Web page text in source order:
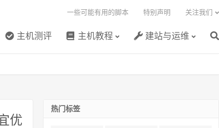
主机测评 主机教程 建站与运维
一些可能有用的脚本 特别声明 关注我们
优
热门标签